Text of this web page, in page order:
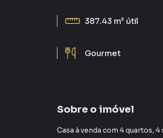
387.43 m² útil
Gourmet
Sobre o imóvel
Casa à venda com 4 quartos,